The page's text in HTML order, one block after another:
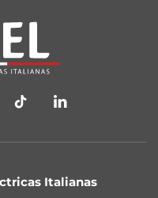
Italianas